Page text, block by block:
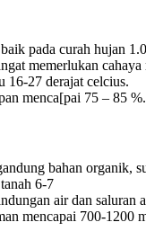
pada curah hujan
memerlukan
16-27 derajat celcius.
menca[pai 75 – 85 %.
bahan organik,
6-7
air dan saluran
mencapai 700-1200